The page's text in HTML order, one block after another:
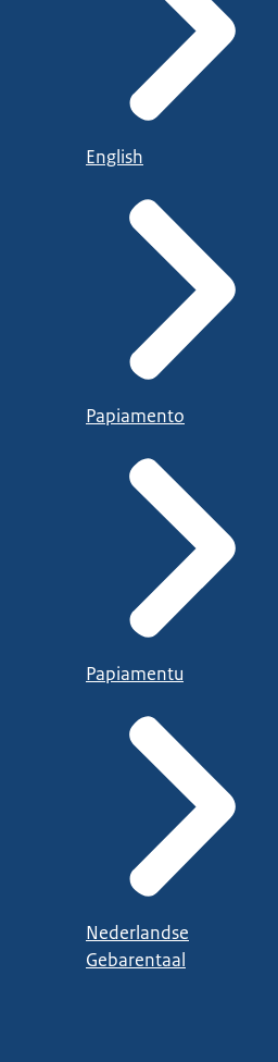
English
Papiamento
Papiamentu
Nederlandse
Gebarentaal